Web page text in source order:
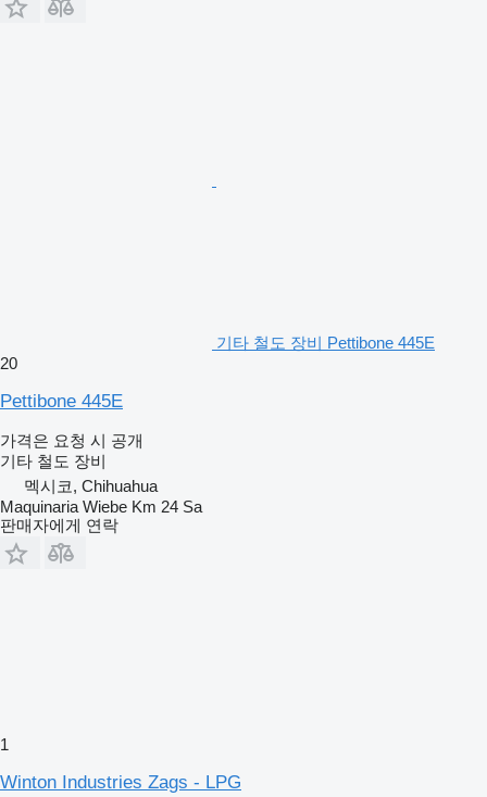
기타 철도 장비 Pettibone 445E
20
Pettibone 445E
가격은 요청 시 공개
기타 철도 장비
멕시코, Chihuahua
Maquinaria Wiebe Km 24 Sa
판매자에게 연락
1
Winton Industries Zags - LPG